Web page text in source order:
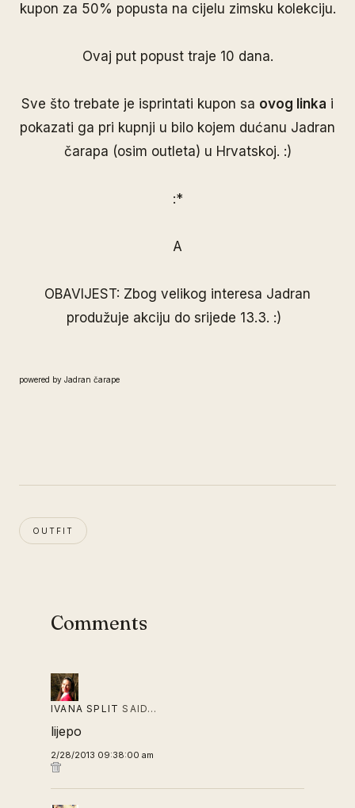
kupon za 50% popusta na cijelu zimsku kolekciju.
Ovaj put popust traje 10 dana.
Sve što trebate je isprintati kupon sa ovog linka i
pokazati ga pri kupnji u bilo kojem dućanu Jadran
čarapa (osim outleta) u Hrvatskoj. :)
:*
A
OBAVIJEST: Zbog velikog interesa Jadran
produžuje akciju do srijede 13.3. :)
powered by Jadran čarape
OUTFIT
Comments
IVANA SPLIT SAID…
lijepo
2/28/2013 09:38:00 am